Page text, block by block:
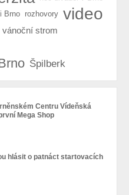
Brno rozhovory video
vánoční strom
Špilberk
Centru Vídeňská
Mega Shop
hlásit o patnáct startovacích